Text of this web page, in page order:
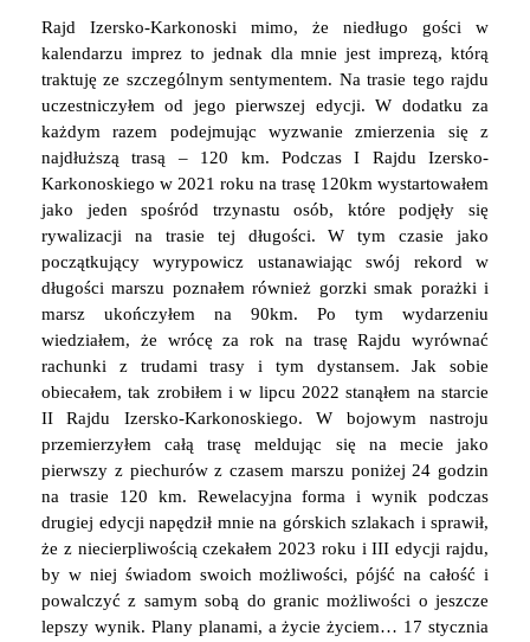
Rajd Izersko-Karkonoski mimo, że niedługo gości w
kalendarzu imprez to jednak dla mnie jest imprezą, którą
traktuję ze szczególnym sentymentem. Na trasie tego rajdu
uczestniczyłem od jego pierwszej edycji. W dodatku za
każdym razem podejmując wyzwanie zmierzenia się z
najdłuższą trasą – 120 km. Podczas I Rajdu Izersko-
Karkonoskiego w 2021 roku na trasę 120km wystartowałem
jako jeden spośród trzynastu osób, które podjęły się
rywalizacji na trasie tej długości. W tym czasie jako
początkujący wyrypowicz ustanawiając swój rekord w
długości marszu poznałem również gorzki smak porażki i
marsz ukończyłem na 90km. Po tym wydarzeniu
wiedziałem, że wrócę za rok na trasę Rajdu wyrównać
rachunki z trudami trasy i tym dystansem. Jak sobie
obiecałem, tak zrobiłem i w lipcu 2022 stanąłem na starcie
II Rajdu Izersko-Karkonoskiego. W bojowym nastroju
przemierzyłem całą trasę meldując się na mecie jako
pierwszy z piechurów z czasem marszu poniżej 24 godzin
na trasie 120 km. Rewelacyjna forma i wynik podczas
drugiej edycji napędził mnie na górskich szlakach i sprawił,
że z niecierpliwością czekałem 2023 roku i III edycji rajdu,
by w niej świadom swoich możliwości, pójść na całość i
powalczyć z samym sobą do granic możliwości o jeszcze
lepszy wynik. Plany planami, a życie życiem… 17 stycznia